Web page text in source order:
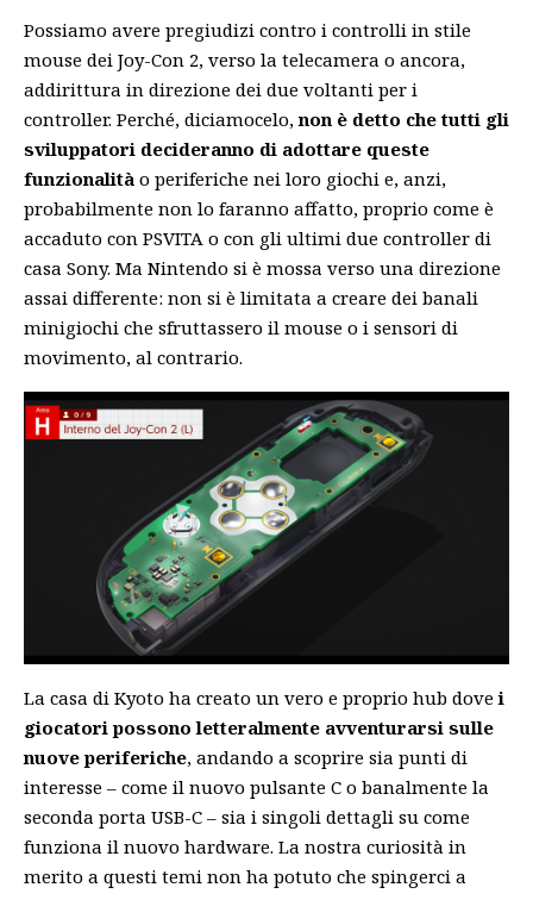
Possiamo avere pregiudizi contro i controlli in stile
mouse dei Joy-Con 2, verso la telecamera o ancora,
addirittura in direzione dei due voltanti per i
controller. Perché, diciamocelo,non è detto che tutti gli
sviluppatori decideranno di adottare queste
funzionalità o periferiche nei loro giochi e, anzi,
probabilmente non lo faranno affatto, proprio come è
accaduto con PSVITA o con gli ultimi due controller di
casa Sony. Ma Nintendo si è mossa verso una direzione
assai differente: non si è limitata a creare dei banali
minigiochi che sfruttassero il mouse o i sensori di
movimento, al contrario.
La casa di Kyoto ha creato un vero e proprio hub dovei
giocatori possono letteralmente avventurarsi sulle
nuove periferiche, andando a scoprire sia punti di
interesse – come il nuovo pulsante C o banalmente la
seconda porta USB-C – sia i singoli dettagli su come
funziona il nuovo hardware. La nostra curiosità in
merito a questi temi non ha potuto che spingerci a